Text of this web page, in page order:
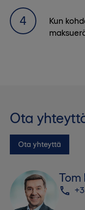
Kun
Ota
Ota yhteyttä
Tom